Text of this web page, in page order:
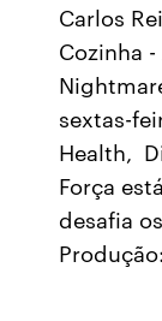
Carlos
Cozinha
sextas-
Health,
Força
desafia